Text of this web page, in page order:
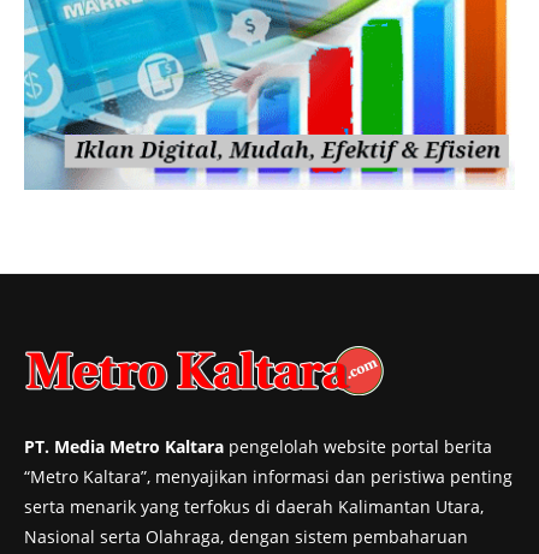
PT. Media Metro Kaltara pengelolah website portal berita
“Metro Kaltara”, menyajikan informasi dan peristiwa penting
serta menarik yang terfokus di daerah Kalimantan Utara,
Nasional serta Olahraga, dengan sistem pembaharuan